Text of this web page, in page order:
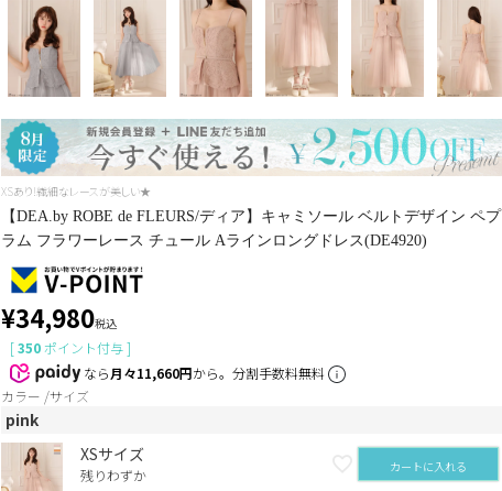
XSあり!繊細なレースが美しい★
【DEA.by ROBE de FLEURS/ディア】キャミソール ベルトデザイン ペプ
ラム フラワーレース チュール Aラインロングドレス(DE4920)
¥34,980税込
[350ポイント付与 ]
なら月々11,660円から。分割手数料無料
カラー サイズ
pink
XSサイズ
残りわずか カートに入れる